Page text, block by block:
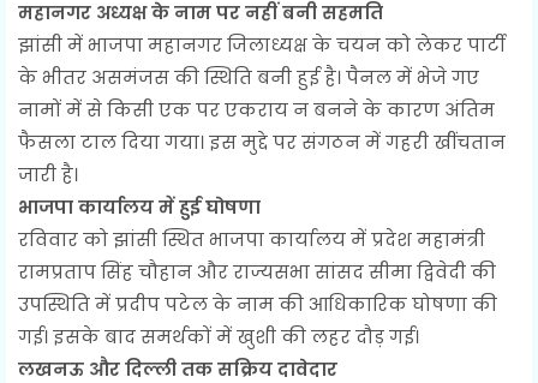
महानगर अध्यक्ष के नाम पर नहीं बनी सहमति
झांसी में भाजपा महानगर जिलाध्यक्ष के चयन को लेकर पार्टी
के भीतर असमंजस की स्थिति बनी हुई है। पैनल में भेजे गए
नामों में से किसी एक पर एकराय न बनने के कारण अंतिम
फैसला टाल दिया गया। इस मुद्दे पर संगठन में गहरी खींचतान
जारी है।
भाजपा कार्यालय में हुई घोषणा
रविवार को झांसी स्थित भाजपा कार्यालय में प्रदेश महामंत्री
रामप्रताप सिंह चौहान और राज्यसभा सांसद सीमा द्विवेदी की
उपस्थिति में प्रदीप पटेल के नाम की आधिकारिक घोषणा की
गई। इसके बाद समर्थकों में खुशी की लहर दौड़ गई।
लखनऊ और दिल्ली तक सक्रिय दावेदार